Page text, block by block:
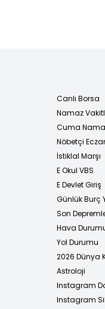
Canlı Borsa
Namaz
Cuma
Nöbetçi
İstiklal Marşı
E Okul VBS
E Devlet Giriş
Günlük Burç
Son
Hava
Yol Durumu
2026 Dünya
Astroloji
Instagram
Instagram